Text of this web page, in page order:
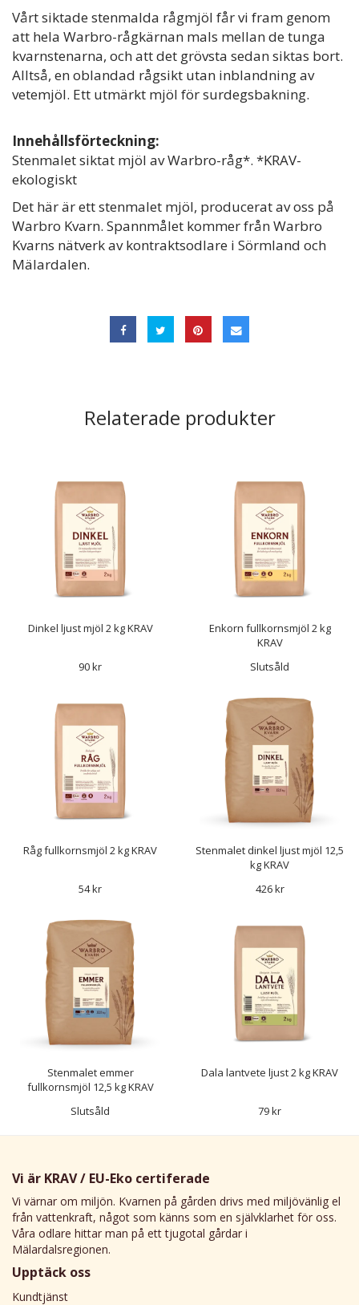
Vårt siktade stenmalda rågmjöl får vi fram genom
att hela Warbro-rågkärnan mals mellan de tunga
kvarnstenarna, och att det grövsta sedan siktas bort.
Alltså, en oblandad rågsikt utan inblandning av
vetemjöl. Ett utmärkt mjöl för surdegsbakning.
Innehållsförteckning:
Stenmalet siktat mjöl av Warbro-råg*. *KRAV-
ekologiskt
Det här är ett stenmalet mjöl, producerat av oss på
Warbro Kvarn. Spannmålet kommer från Warbro
Kvarns nätverk av kontraktsodlare i Sörmland och
Mälardalen.
Relaterade produkter
Dinkel ljust mjöl 2 kg KRAV
90 kr
Enkorn fullkornsmjöl 2 kg
KRAV
Slutsåld
Råg fullkornsmjöl 2 kg KRAV
54 kr
Stenmalet dinkel ljust mjöl 12,5
kg KRAV
426 kr
Stenmalet emmer
fullkornsmjöl 12,5 kg KRAV
Slutsåld
Dala lantvete ljust 2 kg KRAV
79 kr
Vi är KRAV / EU-Eko certiferade
Vi värnar om miljön. Kvarnen på gården drivs med miljövänlig el
från vattenkraft, något som känns som en självklarhet för oss.
Våra odlare hittar man på ett tjugotal gårdar i
Mälardalsregionen.
Upptäck oss
Kundtjänst